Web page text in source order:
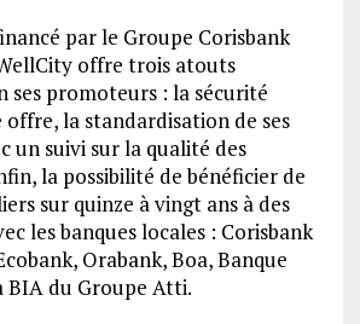
par le Groupe Corisbank
offre trois atouts
ses promoteurs : la sécurité
offre, la standardisation de ses
un suivi sur la qualité des
la possibilité de bénéficier de
sur quinze à vingt ans à des
les banques locales : Corisbank
Orabank, Boa, Banque
du Groupe Atti.